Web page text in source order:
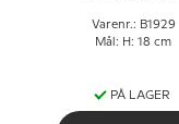
Varenr.: B1929
Mål: H: 18 cm
PÅ LAGER